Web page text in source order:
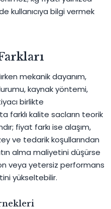
kullanıcıya bilgi vermek
mekanik dayanım,
kaynak yöntemi,
birlikte
farklı kalite sacların teorik
fiyat farkı ise alaşım,
ve tedarik koşullarından
alma maliyetini düşürse
veya yetersiz performans
yükseltebilir.